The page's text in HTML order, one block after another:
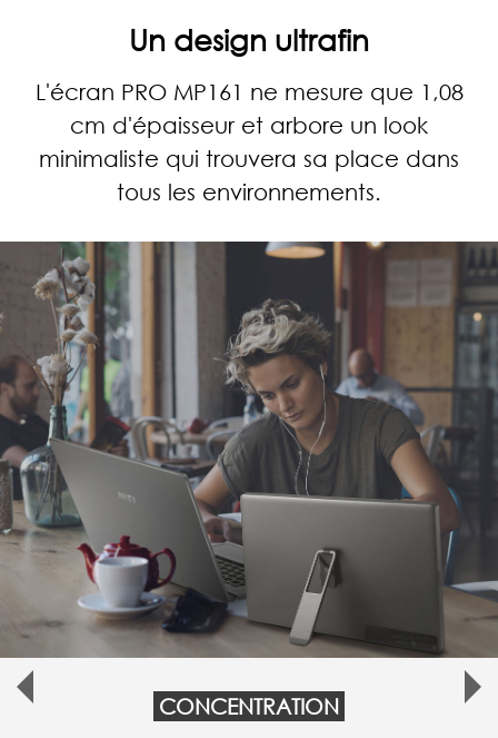
Un design ultrafin
L'écran PRO MP161 ne mesure que 1,08
cm d'épaisseur et arbore un look
minimaliste qui trouvera sa place dans
tous les environnements.
CONCENTRATION